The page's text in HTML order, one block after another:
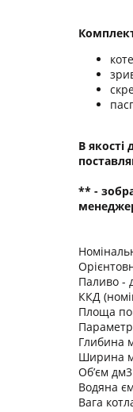
В
** -
Паливо -
ККД
Площа
Глибина
Ширина
Об’єм
Водяна
Вага